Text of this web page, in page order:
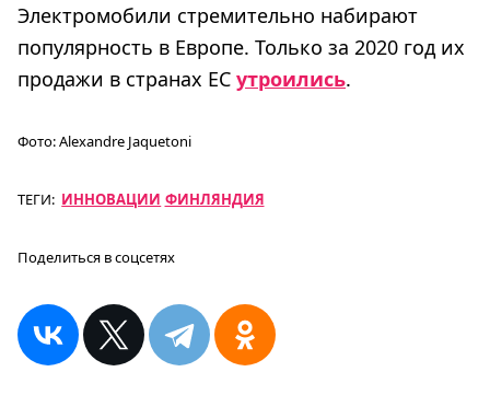
Электромобили стремительно набирают
популярность в Европе. Только за 2020 год их
продажи в странах ЕС утроились.
Фото:Alexandre Jaquetoni
ТЕГИ: ИННОВАЦИИ ФИНЛЯНДИЯ
Поделиться в соцсетях